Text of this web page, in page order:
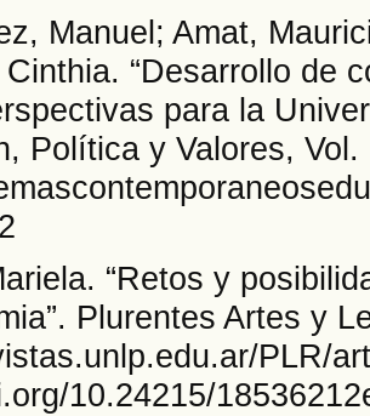
Manuel; Amat,
“Desarrollo de
para la
Política y Valores,
“Retos y
Plurentes Artes y
PLR/
10.24215/